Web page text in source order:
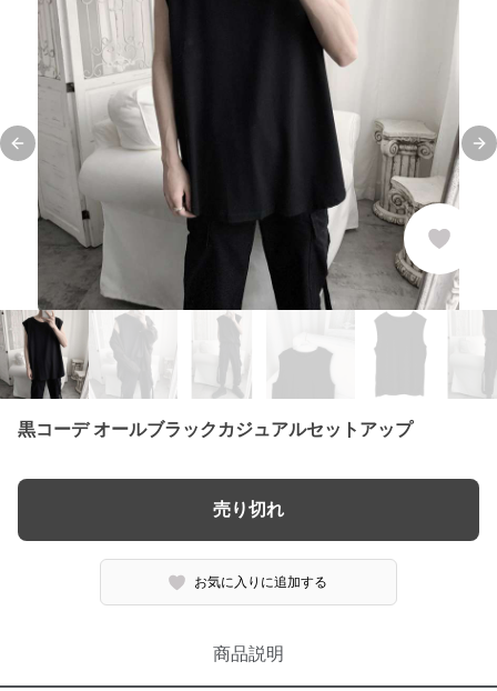
Previous slide
黒コーデ オールブラックカジュアルセットアップ
売り切れ
お気に入りに追加する
商品説明